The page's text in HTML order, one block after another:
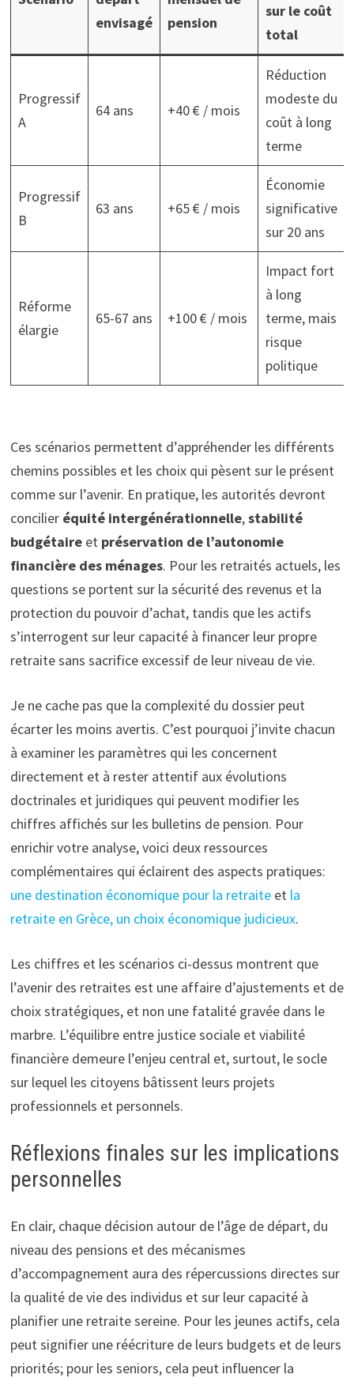
envisagé
pension
sur le coût
total
Progressif
A
64 ans +40 € / mois
Réduction
modeste du
coût à long
terme
Progressif
B
63 ans +65 € / mois
Économie
significative
sur 20 ans
Réforme
élargie
65-67 ans +100 € / mois
Impact fort
à long
terme, mais
risque
politique
Ces scénarios permettent d’appréhender les différents
chemins possibles et les choix qui pèsent sur le présent
comme sur l’avenir. En pratique, les autorités devront
concilier équité intergénérationnelle,stabilité
budgétaireet préservation de l’autonomie
financière des ménages. Pour les retraités actuels, les
questions se portent sur la sécurité des revenus et la
protection du pouvoir d’achat, tandis que les actifs
s’interrogent sur leur capacité à financer leur propre
retraite sans sacrifice excessif de leur niveau de vie.
Je ne cache pas que la complexité du dossier peut
écarter les moins avertis. C’est pourquoi j’invite chacun
à examiner les paramètres qui les concernent
directement et à rester attentif aux évolutions
doctrinales et juridiques qui peuvent modifier les
chiffres affichés sur les bulletins de pension. Pour
enrichir votre analyse, voici deux ressources
complémentaires qui éclairent des aspects pratiques:
une destination économique pour la retraiteet la
retraite en Grèce, un choix économique judicieux.
Les chiffres et les scénarios ci-dessus montrent que
l’avenir des retraites est une affaire d’ajustements et de
choix stratégiques, et non une fatalité gravée dans le
marbre. L’équilibre entre justice sociale et viabilité
financière demeure l’enjeu central et, surtout, le socle
sur lequel les citoyens bâtissent leurs projets
professionnels et personnels.
Réflexions finales sur les implications
personnelles
En clair, chaque décision autour de l’âge de départ, du
niveau des pensions et des mécanismes
d’accompagnement aura des répercussions directes sur
la qualité de vie des individus et sur leur capacité à
planifier une retraite sereine. Pour les jeunes actifs, cela
peut signifier une réécriture de leurs budgets et de leurs
priorités; pour les seniors, cela peut influencer la